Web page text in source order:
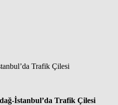
İstanbul’da Trafik Çilesi